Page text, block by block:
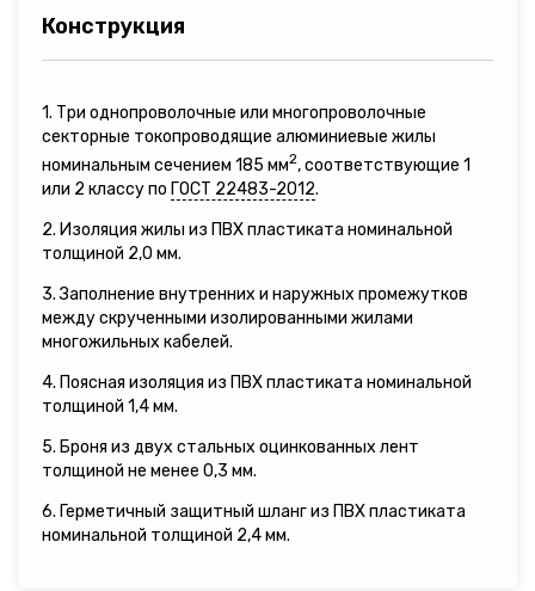
Конструкция
1. Три однопроволочные или многопроволочные
секторные токопроводящие алюминиевые жилы
номинальным сечением 185 мм2, соответствующие 1
или 2 классу по ГОСТ 22483-2012.
2. Изоляция жилы из ПВХ пластиката номинальной
толщиной 2,0 мм.
3. Заполнение внутренних и наружных промежутков
между скрученными изолированными жилами
многожильных кабелей.
4. Поясная изоляция из ПВХ пластиката номинальной
толщиной 1,4 мм.
5. Броня из двух стальных оцинкованных лент
толщиной не менее 0,3 мм.
6. Герметичный защитный шланг из ПВХ пластиката
номинальной толщиной 2,4 мм.